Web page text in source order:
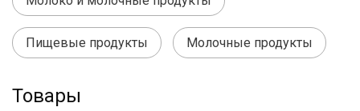
Пищевые продукты Молочные продукты
Товары